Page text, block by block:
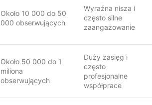
Około 10 000 do 50
000 obserwujących
Wyraźna nisza i
często silne
zaangażowanie
Około 50 000 do 1
miliona
obserwujących
Duży zasięg i
często
profesjonalne
współprace